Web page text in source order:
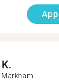
K.
Markham